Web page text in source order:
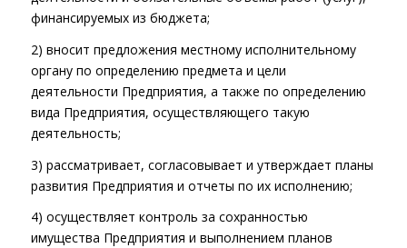
финансируемых из бюджета;
2) вносит предложения местному исполнительному
органу по определению предмета и цели
деятельности Предприятия, а также по определению
вида Предприятия, осуществляющего такую
деятельность;
3) рассматривает, согласовывает и утверждает планы
развития Предприятия и отчеты по их исполнению;
4) осуществляет контроль за сохранностью
имущества Предприятия и выполнением планов